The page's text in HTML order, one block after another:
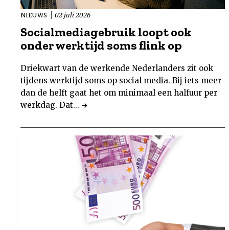
NIEUWS 02 juli 2026
Socialmediagebruik loopt ook
onder werktijd soms flink op
Driekwart van de werkende Nederlanders zit ook
tijdens werktijd soms op social media. Bij iets meer
dan de helft gaat het om minimaal een halfuur per
werkdag. Dat...